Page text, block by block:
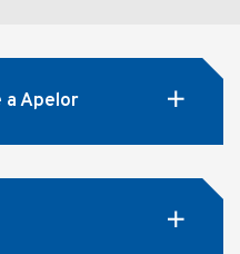
a Apelor